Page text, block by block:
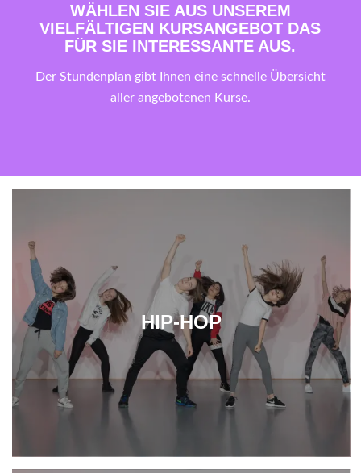
WÄHLEN SIE AUS UNSEREM
VIELFÄLTIGEN KURSANGEBOT DAS
FÜR SIE INTERESSANTE AUS.
Der Stundenplan gibt Ihnen eine schnelle Übersicht
aller angebotenen Kurse.
HIP-HOP